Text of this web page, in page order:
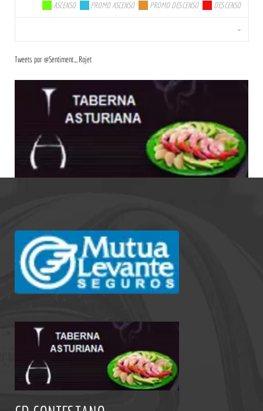
ASCENSO PROMO ASCENSO PROMO DESCENSO DESCENSO
-
Tweets por @Sentiment_Rojet